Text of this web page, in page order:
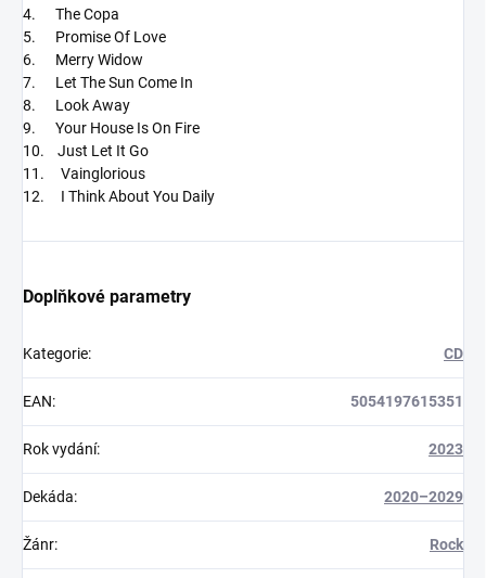
4. The Copa
5. Promise Of Love
6. Merry Widow
7. Let The Sun Come In
8. Look Away
9. Your House Is On Fire
10. Just Let It Go
11. Vainglorious
12. I Think About You Daily
Doplňkové parametry
Kategorie: CD
EAN: 5054197615351
Rok vydání: 2023
Dekáda: 2020–2029
Žánr: Rock